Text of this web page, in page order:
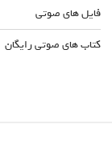
فایل های صوتی
کتاب های صوتی رایگان